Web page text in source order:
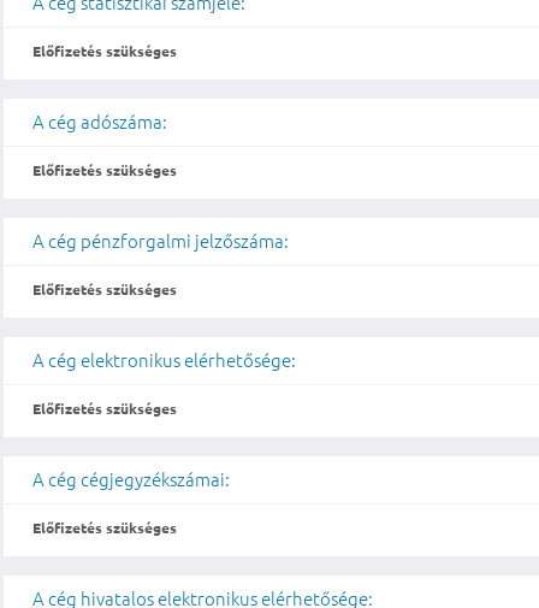
Előfizetés szükséges
A cég adószáma:
Előfizetés szükséges
A cég pénzforgalmi jelzőszáma:
Előfizetés szükséges
A cég elektronikus elérhetősége:
Előfizetés szükséges
A cég cégjegyzékszámai:
Előfizetés szükséges
A cég hivatalos elektronikus elérhetősége: